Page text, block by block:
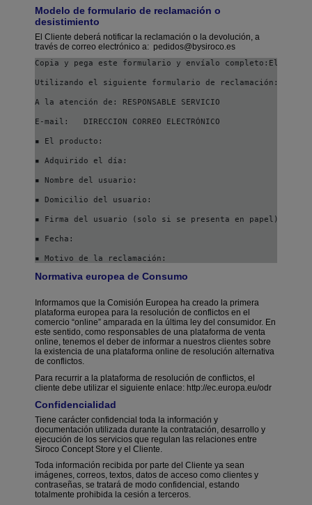
Modelo de formulario de reclamación o
desistimiento
El Cliente deberá notificar la reclamación o la devolución, a
través de correo electrónico a: pedidos@bysiroco.es
Copia y pega este formulario y envíalo completo: El
Utilizando el siguiente formulario de reclamación:
A la atención de: RESPONSABLE SERVICIO
E-mail: DIRECCION CORREO ELECTRÓNICO
▪ El producto:
▪ Adquirido el día:
▪ Nombre del usuario:
▪ Domicilio del usuario:
▪ Firma del usuario (solo si se presenta en papel):
▪ Fecha:
▪ Motivo de la reclamación:
Normativa europea de Consumo
Informamos que la Comisión Europea ha creado la primera
plataforma europea para la resolución de conflictos en el
comercio “online” amparada en la última ley del consumidor. En
este sentido, como responsables de una plataforma de venta
online, tenemos el deber de informar a nuestros clientes sobre
la existencia de una plataforma online de resolución alternativa
de conflictos.
Para recurrir a la plataforma de resolución de conflictos, el
cliente debe utilizar el siguiente enlace: http://ec.europa.eu/odr
Confidencialidad
Tiene carácter confidencial toda la información y
documentación utilizada durante la contratación, desarrollo y
ejecución de los servicios que regulan las relaciones entre
Siroco Concept Store y el Cliente.
Toda información recibida por parte del Cliente ya sean
imágenes, correos, textos, datos de acceso como clientes y
contraseñas, se tratará de modo confidencial, estando
totalmente prohibida la cesión a terceros.